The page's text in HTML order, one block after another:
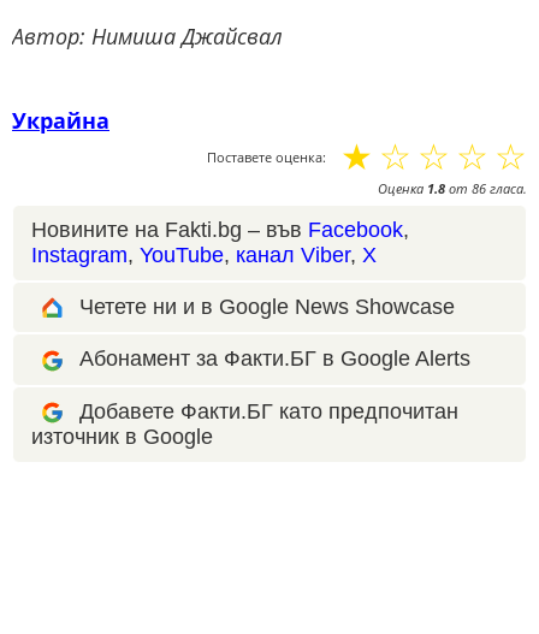
Автор: Нимиша Джайсвал
Украйна
Поставете оценка: ☆
☆
☆
☆
☆
Оценка 1.8 от 86 гласа.
Новините на Fakti.bg – във Facebook,
Instagram, YouTube, канал Viber, X
Четете ни и в Google News Showcase
Абонамент за Факти.БГ в Google Alerts
Добавете Факти.БГ като предпочитан
източник в Google